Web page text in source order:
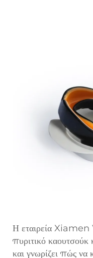
Η εταιρεία Xiamen
πυριτικό καουτσούκ
και γνωρίζει πώς να